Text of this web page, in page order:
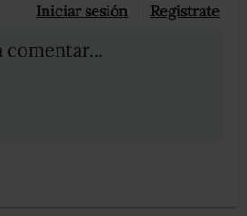
Iniciar sesión Registrate
comentar...